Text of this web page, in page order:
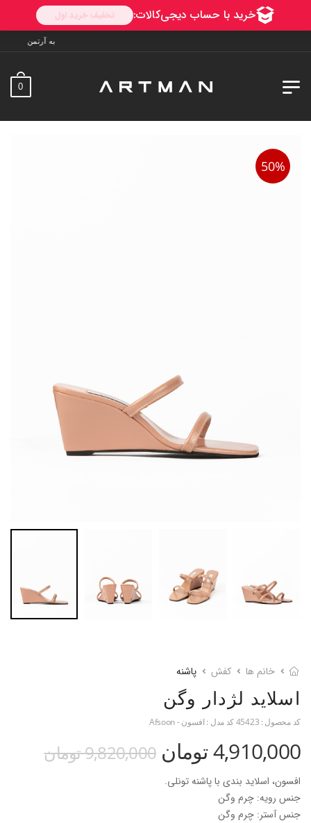
به آرتمن خوش آمدید. ارسال به سراسر
0
50%
خانم ها کفش پاشنه
اسلاید لژدار وگن
کد محصول : 45423کد مدل : افسون - Afsoon
4,910,000 تومان 9,820,000 تومان
افسون، اسلاید بندی با پاشنه تونلی.
جنس رویه: چرم وگن
جنس آستر: چرم وگن